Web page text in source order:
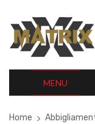
MENU
Home